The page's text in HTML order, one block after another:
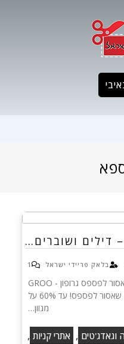
– דילים ושוברים…
בלאק פריידי ישראל 1
גרופון - גרו - דילים ושוברים שאסור לפספס‏ גרופון - GROO
(גרופון ישראל) - דילים וקופונים שאסור לפספס! עד 60% על
מגוון…
וגאדג'טים , אתרי קניות ,